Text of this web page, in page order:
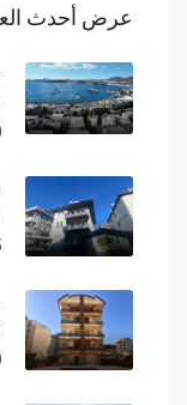
عرض أحدث